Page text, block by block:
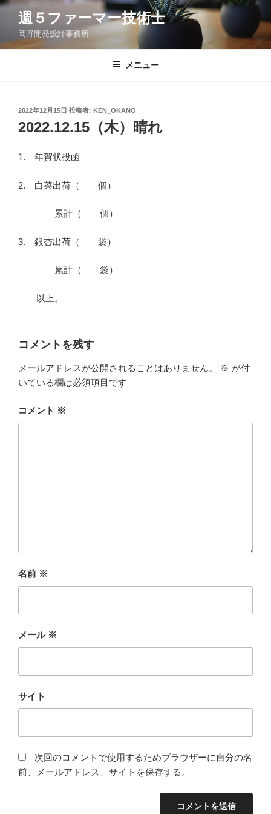
コ
ン
週５ファーマー技術士
岡野開発設計事務所
メニュー
投
稿
日:
2022年12月15日 投稿者: KEN_OKANO
2022.12.15（木）晴れ
1. 年賀状投函
2. 白菜出荷（ 個）
累計（ 個）
3. 銀杏出荷（ 袋）
累計（ 袋）
以上。
コメントを残す
メールアドレスが公開されることはありません。 ※ が付
いている欄は必須項目です
コメント ※
名前 ※
メール ※
サイト
次回のコメントで使用するためブラウザーに自分の名
前、メールアドレス、サイトを保存する。